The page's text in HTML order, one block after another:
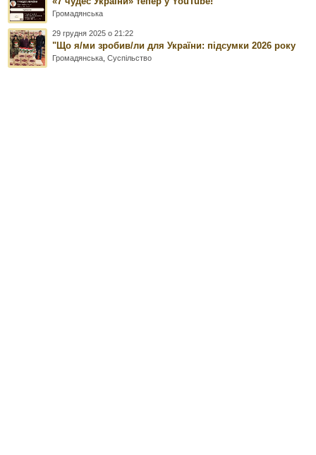
Громадянська
29 грудня 2025 о 21:22
"Що я/ми зробив/ли для України: підсумки 2026 року
Громадянська ,Суспільство